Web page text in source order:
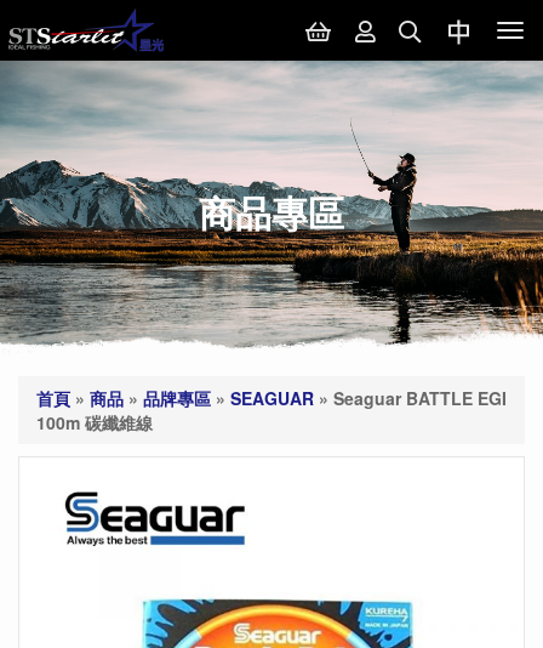
商品專區
首頁 » 商品 » 品牌專區 » SEAGUAR » Seaguar BATTLE EGI
100m 碳纖維線